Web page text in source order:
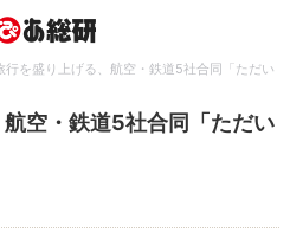
行を盛り上げる、航空・鉄道5社合同「ただい
空・鉄道5社合同「ただい